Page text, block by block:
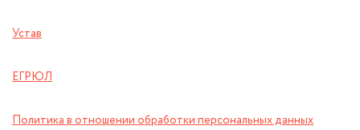
Устав
ЕГРЮЛ
Политика в отношении обработки персональных данных